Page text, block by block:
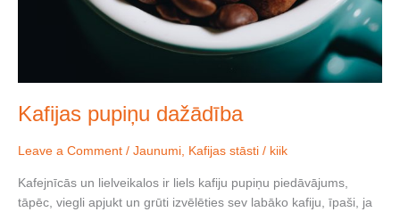
Kafijas pupiņu dažādība
Leave a Comment / Jaunumi, Kafijas stāsti / kiik
Kafejnīcās un lielveikalos ir liels kafiju pupiņu piedāvājums,
tāpēc, viegli apjukt un grūti izvēlēties sev labāko kafiju, īpaši, ja